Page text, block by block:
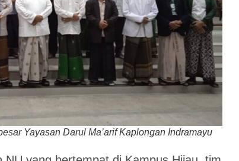
Yayasan Darul Ma’arif Kaplongan Indramayu